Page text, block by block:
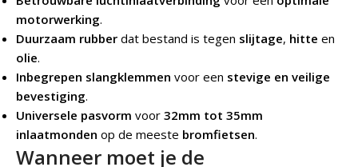
motorwerking.
Duurzaam rubber dat bestand is tegen slijtage, hitte en
olie.
Inbegrepen slangklemmen voor een stevige en veilige
bevestiging.
Universele pasvorm voor 32mm tot 35mm
inlaatmonden op de meeste bromfietsen.
Wanneer moet je de